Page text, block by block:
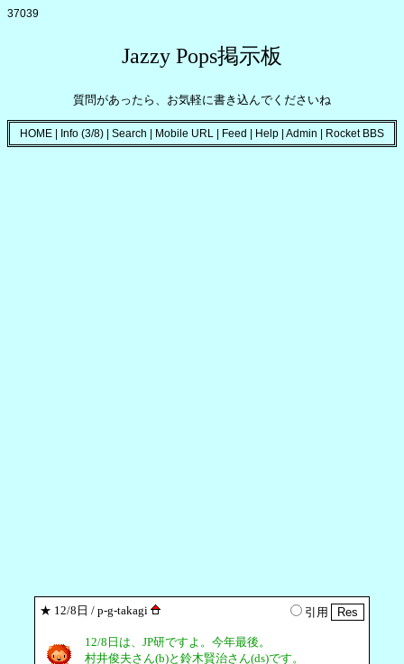
37039
Jazzy Pops掲示板
質問があったら、お気軽に書き込んでくださいね
HOME Info (3/8) Search Mobile URL Feed Help Admin Rocket BBS
★ 12/8日 / p-g-takagi 引用
12/8日は、JP研ですよ。今年最後。
村井俊夫さん(b)と鈴木賢治さん(ds)です。